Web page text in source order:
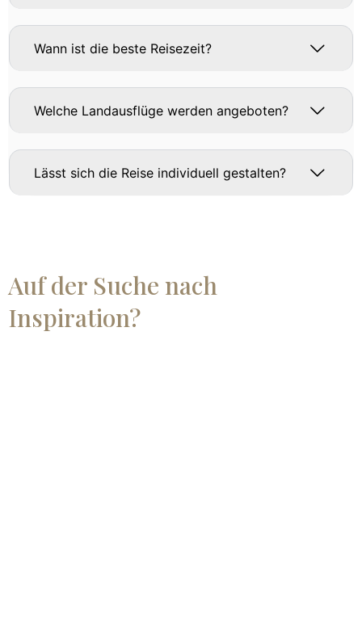
Wann ist die beste Reisezeit?
Welche Landausflüge werden angeboten?
Lässt sich die Reise individuell gestalten?
Auf der Suche nach
Inspiration?